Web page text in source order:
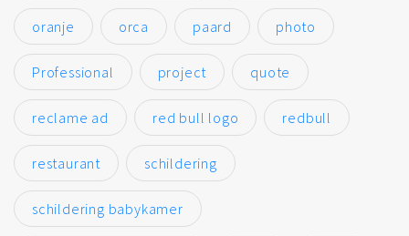
oranje orca paard photo
Professional project quote
reclame ad red bull logo redbull
restaurant schildering
schildering babykamer